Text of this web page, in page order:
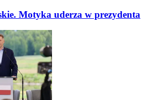
Motyka uderza w prezydenta